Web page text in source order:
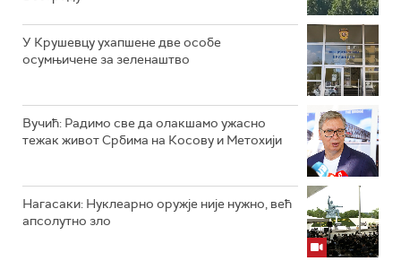
У Крушевцу ухапшене две особе
осумњичене за зеленаштво
Вучић: Радимо све да олакшамо ужасно
тежак живот Србима на Косову и Метохији
Нагасаки: Нуклеарно оружје није нужно, већ
апсолутно зло